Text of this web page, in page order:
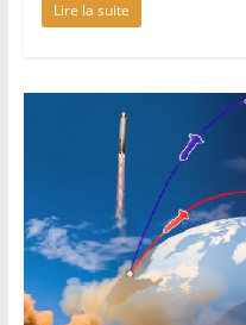
Lire la suite